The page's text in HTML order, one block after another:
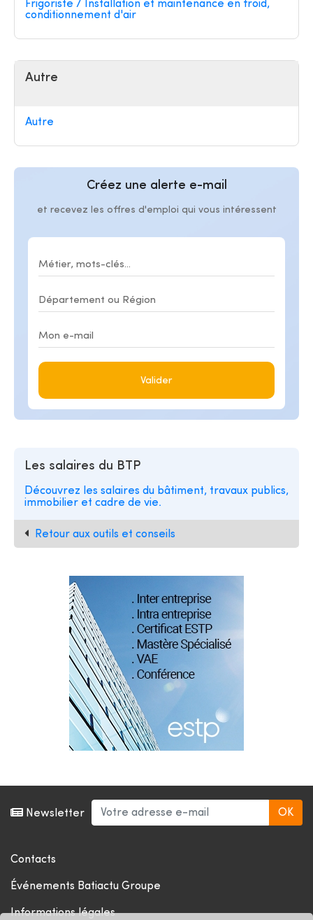
Frigoriste / Installation et maintenance en froid,
conditionnement d'air
Autre
Autre
Créez une alerte e-mail
et recevez les offres d'emploi qui vous intéressent
Valider
Les salaires du BTP
Découvrez les salaires du bâtiment, travaux publics,
immobilier et cadre de vie.
Retour aux outils et conseils
Newsletter
Contacts
Événements Batiactu Groupe
Informations légales